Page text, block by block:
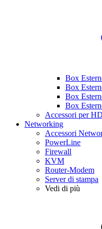
Box
Box
Box
Box
Accessori per
Networking
Accessori
PowerLine
Firewall
KVM
Router-Modem
Server di stampa
Vedi di più